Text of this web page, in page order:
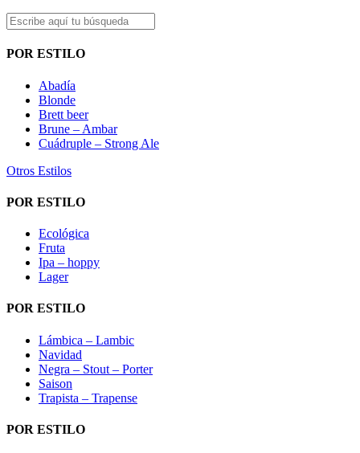
POR ESTILO
Abadía
Blonde
Brett beer
Brune – Ambar
Cuádruple – Strong Ale
Otros Estilos
POR ESTILO
Ecológica
Fruta
Ipa – hoppy
Lager
POR ESTILO
Lámbica – Lambic
Navidad
Negra – Stout – Porter
Saison
Trapista – Trapense
POR ESTILO